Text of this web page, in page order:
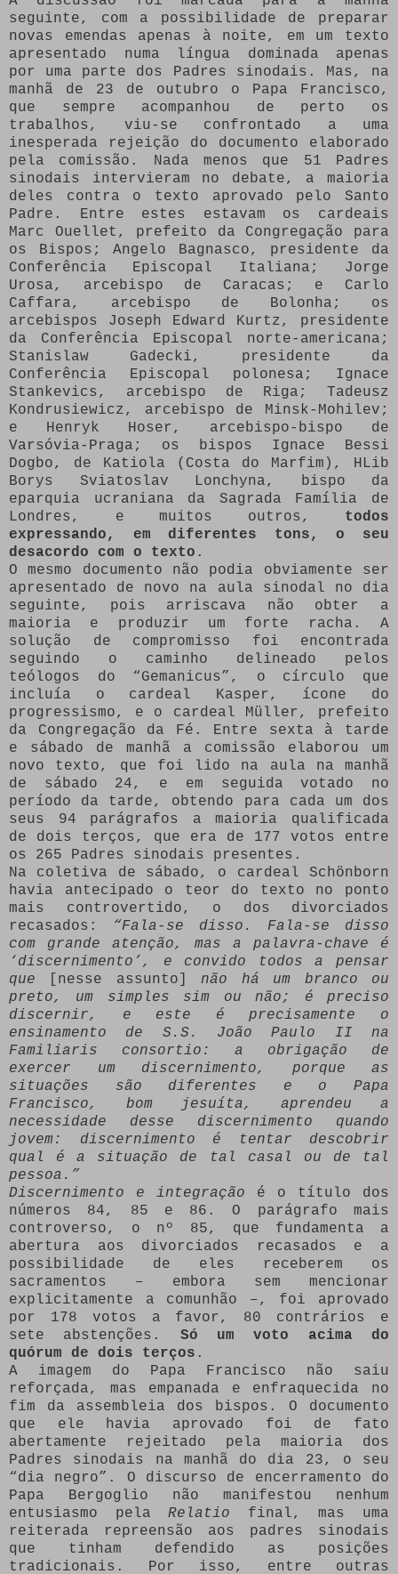
seguinte, com a possibilidade de preparar
novas emendas apenas à noite, em um texto
apresentado numa língua dominada apenas
por uma parte dos Padres sinodais. Mas, na
manhã de 23 de outubro o Papa Francisco,
que sempre acompanhou de perto os
trabalhos, viu-se confrontado a uma
inesperada rejeição do documento elaborado
pela comissão. Nada menos que 51 Padres
sinodais intervieram no debate, a maioria
deles contra o texto aprovado pelo Santo
Padre. Entre estes estavam os cardeais
Marc Ouellet, prefeito da Congregação para
os Bispos; Angelo Bagnasco, presidente da
Conferência Episcopal Italiana; Jorge
Urosa, arcebispo de Caracas; e Carlo
Caffara, arcebispo de Bolonha; os
arcebispos Joseph Edward Kurtz, presidente
da Conferência Episcopal norte-americana;
Stanislaw Gadecki, presidente da
Conferência Episcopal polonesa; Ignace
Stankevics, arcebispo de Riga; Tadeusz
Kondrusiewicz, arcebispo de Minsk-Mohilev;
e Henryk Hoser, arcebispo-bispo de
Varsóvia-Praga; os bispos Ignace Bessi
Dogbo, de Katiola (Costa do Marfim), HLib
Borys Sviatoslav Lonchyna, bispo da
eparquia ucraniana da Sagrada Família de
Londres, e muitos outros, todos
expressando, em diferentes tons, o seu
desacordo com o texto .
O mesmo documento não podia obviamente ser
apresentado de novo na aula sinodal no dia
seguinte, pois arriscava não obter a
maioria e produzir um forte racha. A
solução de compromisso foi encontrada
seguindo o caminho delineado pelos
teólogos do “Gemanicus”, o círculo que
incluía o cardeal Kasper, ícone do
progressismo, e o cardeal Müller, prefeito
da Congregação da Fé. Entre sexta à tarde
e sábado de manhã a comissão elaborou um
novo texto, que foi lido na aula na manhã
de sábado 24, e em seguida votado no
período da tarde, obtendo para cada um dos
seus 94 parágrafos a maioria qualificada
de dois terços, que era de 177 votos entre
os 265 Padres sinodais presentes.
Na coletiva de sábado, o cardeal Schönborn
havia antecipado o teor do texto no ponto
mais controvertido, o dos divorciados
recasados:
“Fala-se disso. Fala-se disso
com grande atenção, mas a palavra-chave é
‘discernimento’, e convido todos a pensar
que [nesse assunto]não há um branco ou
preto, um simples sim ou não; é preciso
discernir, e este é precisamente o
ensinamento de S.S. João Paulo II na
Familiaris consortio: a obrigação de
exercer um discernimento, porque as
situações são diferentes e o Papa
Francisco, bom jesuíta, aprendeu a
necessidade desse discernimento quando
jovem: discernimento é tentar descobrir
qual é a situação de tal casal ou de tal
pessoa.”
Discernimento e integração é o título dos
números 84, 85 e 86. O parágrafo mais
controverso, o nº 85, que fundamenta a
abertura aos divorciados recasados e a
possibilidade de eles receberem os
sacramentos – embora sem mencionar
explicitamente a comunhão –, foi aprovado
por 178 votos a favor, 80 contrários e
sete abstenções. Só um voto acima do
quórum de dois terços .
A imagem do Papa Francisco não saiu
reforçada, mas empanada e enfraquecida no
fim da assembleia dos bispos. O documento
que ele havia aprovado foi de fato
abertamente rejeitado pela maioria dos
Padres sinodais na manhã do dia 23, o seu
“dia negro”. O discurso de encerramento do
Papa Bergoglio não manifestou nenhum
entusiasmo pelaRelatio final, mas uma
reiterada repreensão aos padres sinodais
que tinham defendido as posições
tradicionais. Por isso, entre outras